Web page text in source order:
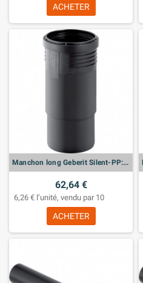
ACHETER
Manchon long Geberit Silent-PP: d:50mm
62,64 €
6,26 € l’unité, vendu par 10
ACHETER